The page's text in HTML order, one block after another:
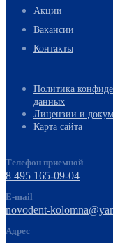
Акции
Вакансии
Контакты
Политика
данных
Лицензии и
Карта сайта
Телефон приемной
8 495 165-09-04
E-mail
novodent-
Адрес